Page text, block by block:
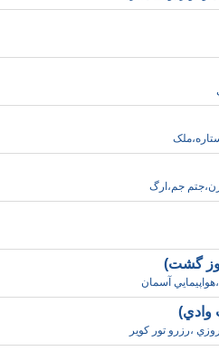
جم،ارگ
گشت)
آسمان